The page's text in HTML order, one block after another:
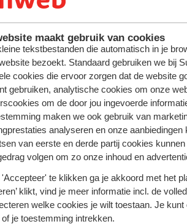
maakt gebruik van cookies
tekstbestanden die automatisch in je
bezoekt. Standaard gebruiken we bij
cookies die ervoor zorgen dat de website
gebruiken, analytische cookies om onze
om de door jou ingevoerde
maken we ook gebruik van
analyseren en onze
van eerste en derde partij cookies
volgen om zo onze inhoud en
'Accepteer' te klikken ga je akkoord met het
klikt, vind je meer informatie incl. de
welke cookies je wilt toestaan. Je
je toestemming intrekken.
soleil